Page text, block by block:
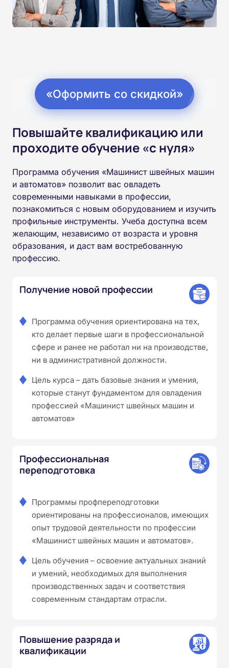
«Оформить со скидкой»
Повышайте квалификацию или
проходите обучение «с нуля»
Программа обучения «Машинист швейных машин
и автоматов» позволит вас овладеть
современными навыками в профессии,
познакомиться с новым оборудованием и изучить
профильные инструменты. Учеба доступна всем
желающим, независимо от возраста и уровня
образования, и даст вам востребованную
профессию.
Получение новой профессии
Программа обучения ориентирована на тех,
кто делает первые шаги в профессиональной
сфере и ранее не работал ни на производстве,
ни в административной должности.
Цель курса – дать базовые знания и умения,
которые станут фундаментом для овладения
профессией «Машинист швейных машин и
автоматов»
Профессиональная
переподготовка
Программы профпереподготовки
ориентированы на профессионалов, имеющих
опыт трудовой деятельности по профессии
«Машинист швейных машин и автоматов».
Цель обучения – освоение актуальных знаний
и умений, необходимых для выполнения
производственных задач и соответствия
современным стандартам отрасли.
Повышение разряда и
квалификации